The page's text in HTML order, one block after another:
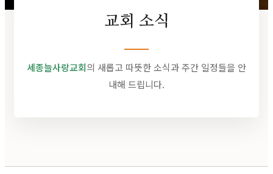
교회 소식
세종늘사랑교회의 새롭고 따뜻한 소식과 주간 일정들을 안
내해 드립니다.